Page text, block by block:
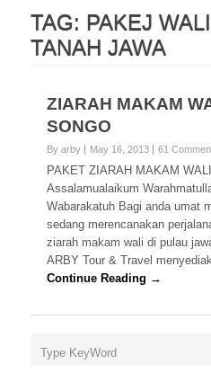
TAG: PAKEJ
TANAH JAWA
ZIARAH MAKAM
SONGO
By arby May 16, 2013 61
PAKET ZIARAH MAKAM
Assalamualaikum
Wabarakatuh Bagi anda umat
sedang merencanakan
ziarah makam wali di pulau
ARBY Tour & Travel
Continue Reading →